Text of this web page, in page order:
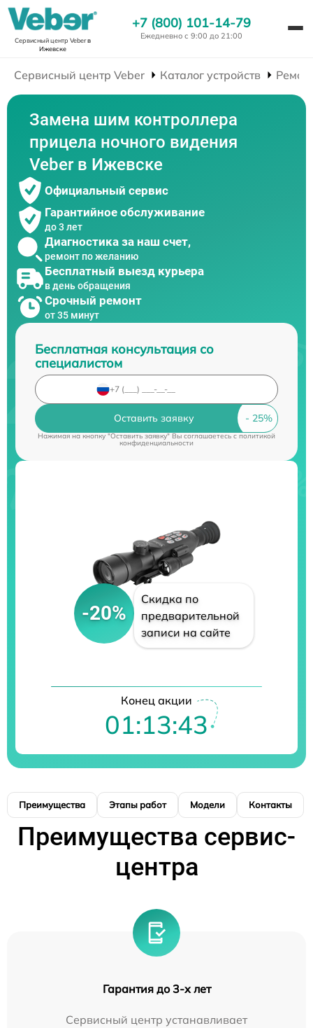
Сервисный центр Veberв
Ижевске
+7 (800) 101-14-79
Ежедневно с 9:00 до 21:00
Сервисный центр Veber Каталог устройств
Замена шим контроллера
прицела ночного видения
Veber в Ижевске
Официальный сервис
Гарантийное обслуживание
до 3 лет
Диагностика за наш счет,
ремонт по желанию
Бесплатный выезд курьера
в день обращения
Срочный ремонт
от 35 минут
Бесплатная консультация со
специалистом
Оставить заявку
Нажимая на кнопку "Оставить заявку" Вы соглашаетесь cполитикой
конфиденциальности
-20%
Скидка по
предварительной
записи на сайте
Конец акции
01:13:42
Преимущества Этапы работ Модели Контакты
Преимущества сервис-
центра
Гарантия до 3-х лет
Сервисный центр устанавливает